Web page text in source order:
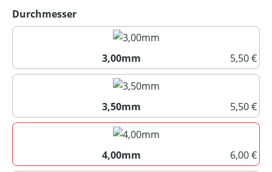
Durchmesserauswählen
3,00mm
5,50 €
3,00mm
3,50mm
5,50 €
3,50mm
4,00mm
6,00 €